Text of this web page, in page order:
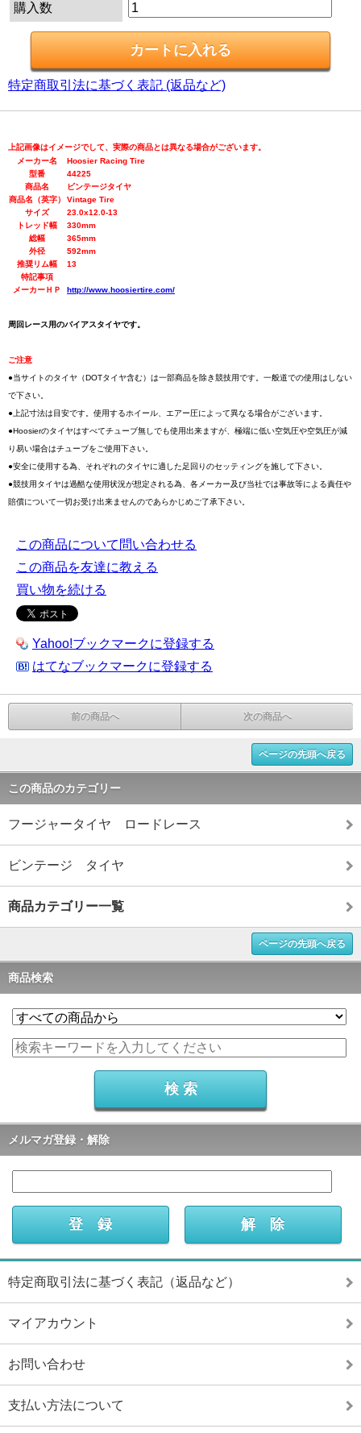
購入数
特定商取引法に基づく表記 (返品など)
上記画像はイメージでして、実際の商品とは異なる場合がございます。
メーカー名
Hoosier Racing Tire
型番
44225
商品名
ビンテージタイヤ
商品名（英字）
Vintage Tire
サイズ
23.0x12.0-13
トレッド幅
330mm
総幅
365mm
外径
592mm
推奨リム幅
13
特記事項
メーカーＨＰ
http://www.hoosiertire.com/
周回レース用のバイアスタイヤです。
ご注意
●当サイトのタイヤ（DOTタイヤ含む）は一部商品を除き競技用です。一般道での使用はしない
で下さい。
●上記寸法は目安です。使用するホイール、エアー圧によって異なる場合がございます。
●Hoosierのタイヤはすべてチューブ無しでも使用出来ますが、極端に低い空気圧や空気圧が減
り易い場合はチューブをご使用下さい。
●安全に使用する為、それぞれのタイヤに適した足回りのセッティングを施して下さい。
●競技用タイヤは過酷な使用状況が想定される為、各メーカー及び当社では事故等による責任や
賠償について一切お受け出来ませんのであらかじめご了承下さい。
この商品について問い合わせる
この商品を友達に教える
買い物を続ける
Yahoo!ブックマークに登録する
はてなブックマークに登録する
前の商品へ 次の商品へ
ページの先頭へ戻る
この商品のカテゴリー
フージャータイヤ ロードレース
ビンテージ タイヤ
商品カテゴリー一覧
ページの先頭へ戻る
商品検索
メルマガ登録・解除
特定商取引法に基づく表記（返品など）
マイアカウント
お問い合わせ
支払い方法について